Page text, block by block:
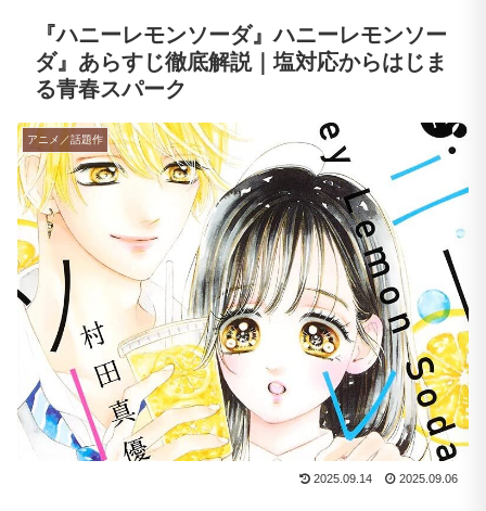
『ハニーレモンソーダ』ハニーレモンソー
ダ』あらすじ徹底解説｜塩対応からはじま
る青春スパーク
アニメ／話題作
2025.09.14 2025.09.06